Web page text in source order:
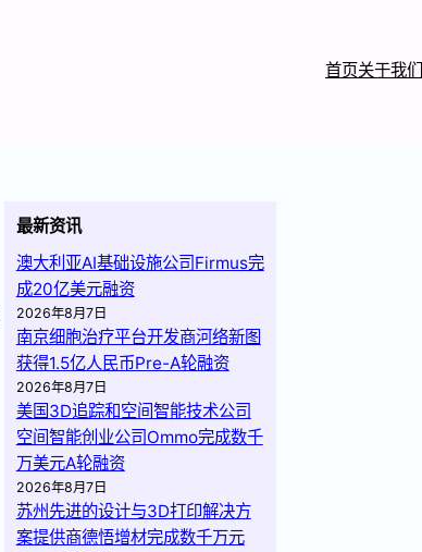
首页关于我们
最新资讯
澳大利亚AI基础设施公司Firmus完
成20亿美元融资
2026年8月7日
南京细胞治疗平台开发商河络新图
获得1.5亿人民币Pre-A轮融资
2026年8月7日
美国3D追踪和空间智能技术公司
空间智能创业公司Ommo完成数千
万美元A轮融资
2026年8月7日
苏州先进的设计与3D打印解决方
案提供商德悟增材完成数千万元